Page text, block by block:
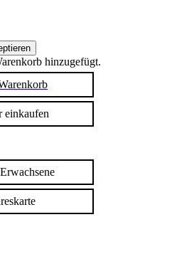
hinzugefügt.
einkaufen